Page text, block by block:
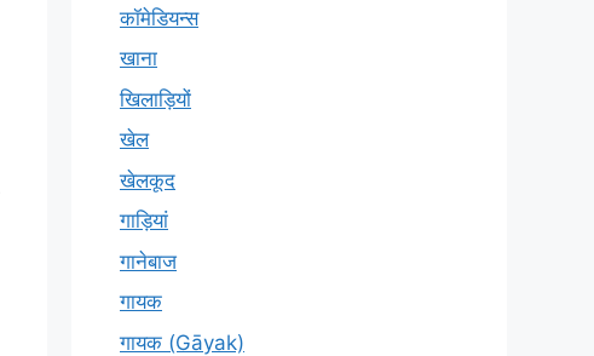
कॉमेडियन्स
खाना
खिलाड़ियों
खेल
खेलकूद
गाड़ियां
गानेबाज
गायक
गायक (Gāyak)